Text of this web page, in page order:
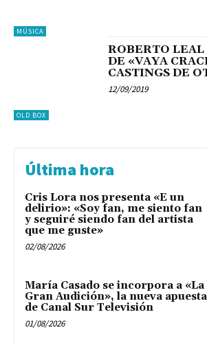
MÚSICA
OLD BOX
ROBERTO
DE «VAYA
CASTINGS DE
12/09/2019
Última hora
Cris Lora nos presenta «E un
delirio»: «Soy fan, me siento fan
y seguiré siendo fan del artista
que me guste»
02/08/2026
María Casado se incorpora a «La
Gran Audición», la nueva apuesta
de Canal Sur Televisión
01/08/2026